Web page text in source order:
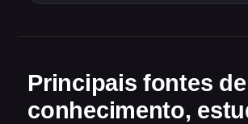
Principais fontes de
conhecimento,